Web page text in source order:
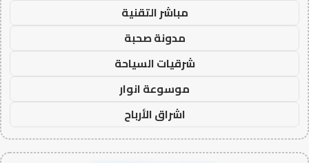
مباشر التقنية
مدونة صحبة
شرقيات السياحة
موسوعة انوار
اشراق الأرباح